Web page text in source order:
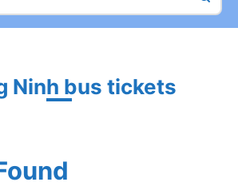
Ninh bus tickets